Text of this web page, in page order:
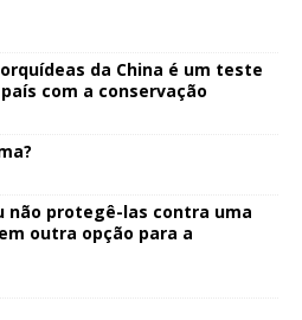
da China é um teste
com a conservação
não protegê-las contra uma
outra opção para a